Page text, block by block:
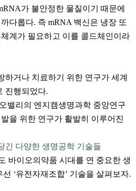
가 불안정한 물질이기 때문에
다롭다. 즉 mRNA 백신은 냉장 또
계가 필요하고 이를 콜드체인이라
하거나 치료하기 위한 연구가 세계
진행되었다.
밸리의 엔지캠생명과학 중앙연구
을 위한 연구가 활발히 이루어진
긴 다양한 생명공학 기술들
바이오의약품 시대를 연 중요한 생
‘유전자재조합’ 기술을 살펴보자.